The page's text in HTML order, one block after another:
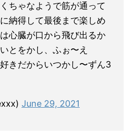
ちゃなようで筋が通って
納得して最後まで楽しめ
心臓が口から飛び出るか
とをかし、ふぉ〜え
きだからいつかし〜ずん3
June 29, 2021